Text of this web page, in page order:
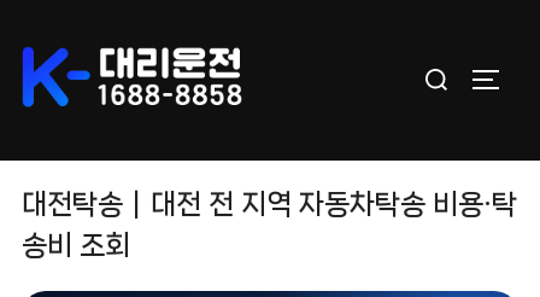
content
Search
대전탁송｜대전 전 지역 자동차탁송 비용·탁
송비 조회